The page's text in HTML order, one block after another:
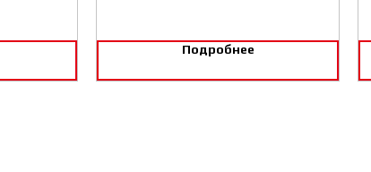
Подробнее